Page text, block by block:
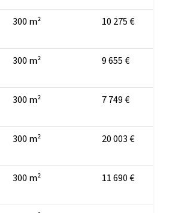
300 m² 10 275 €
300 m² 9 655 €
300 m² 7 749 €
300 m² 20 003 €
300 m² 11 690 €